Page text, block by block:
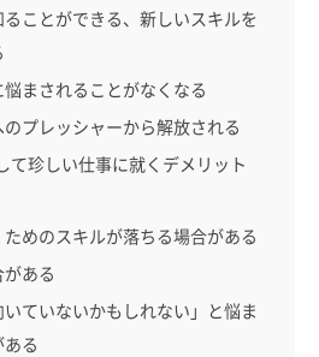
ことができる、新しいスキルを
まされることがなくなる
プレッシャーから解放される
て珍しい仕事に就くデメリット
めのスキルが落ちる場合がある
ある
いていないかもしれない」と悩ま
る